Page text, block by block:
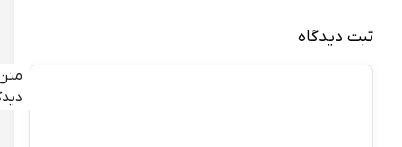
ثبت دیدگاه
متن
دیدگاه